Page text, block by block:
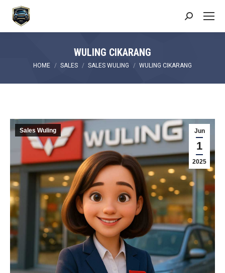
Search:
WULING CIKARANG
You are here:
HOME SALES SALES WULING WULING CIKARANG
Jun
1
2025
Sales Wuling